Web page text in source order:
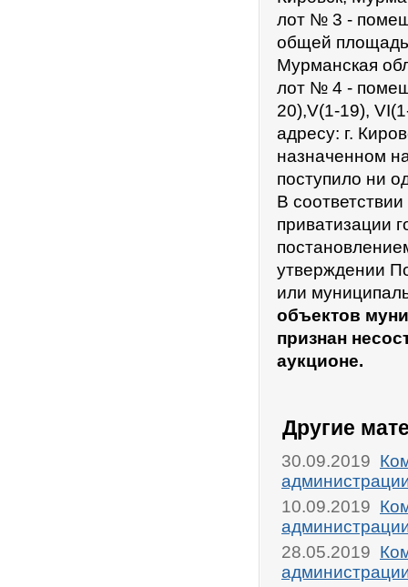
лот № 3 -
общей
Мурманская
лот № 4 -
20),V(1-19),
адресу: г.
назначенном
поступило ни
В
приватизации
утверждении
или
объектов
признан
аукционе.
Другие
30.09.2019
10.09.2019
28.05.2019